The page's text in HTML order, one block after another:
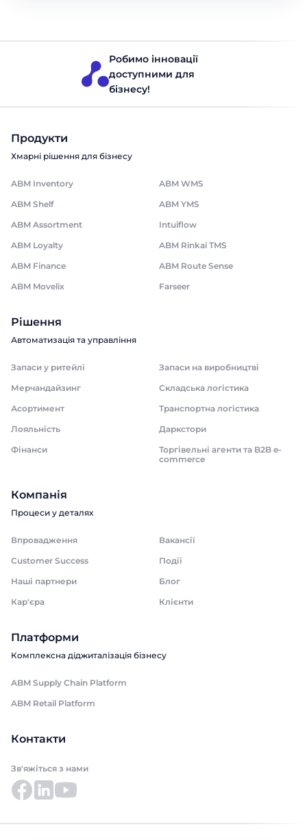
Робимо інновації
доступними для
бізнесу!
Продукти
Хмарні рішення для бізнесу
ABM Inventory
ABM WMS
ABM Shelf
ABM YMS
ABM Assortment
Intuiflow
ABM Loyalty
ABM Rinkai TMS
ABM Finance
ABM Route Sense
ABM Movelix
Farseer
Рішення
Автоматизація та управління
Запаси у ритейлі
Запаси на виробництві
Мерчандайзинг
Складська логістика
Асортимент
Транспортна логістика
Лояльність
Даркстори
Фінанси
Торгівельні агенти та B2B e-
commerce
Компанія
Процеси у деталях
Впровадження
Вакансії
Customer Success
Події
Наші партнери
Блог
Кар'єра
Клієнти
Платформи
Комплексна діджиталізація бізнесу
ABM Supply Chain Platform
ABM Retail Platform
Контакти
Зв'яжіться з нами